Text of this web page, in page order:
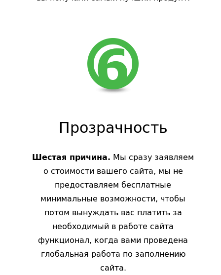
Прозрачность
Шестая причина. Мы сразу заявляем
о стоимости вашего сайта, мы не
предоставляем бесплатные
минимальные возможности, чтобы
потом вынуждать вас платить за
необходимый в работе сайта
функционал, когда вами проведена
глобальная работа по заполнению
сайта.